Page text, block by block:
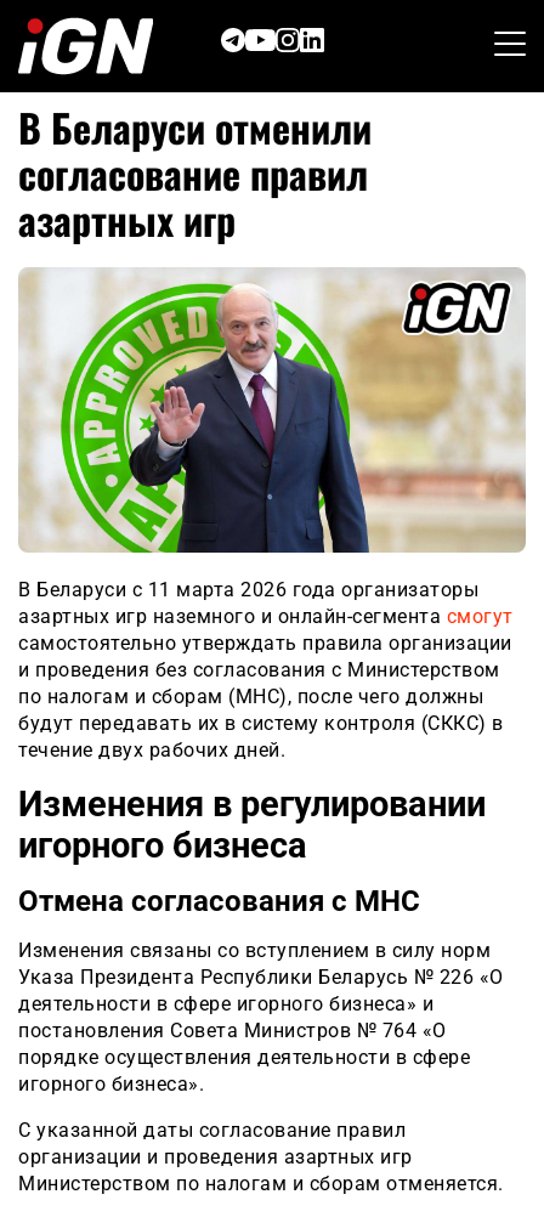
content
В Беларуси отменили
согласование правил
азартных игр
В Беларуси с 11 марта 2026 года организаторы
азартных игр наземного и онлайн-сегмента смогут
самостоятельно утверждать правила организации
и проведения без согласования с Министерством
по налогам и сборам (МНС), после чего должны
будут передавать их в систему контроля (СККС) в
течение двух рабочих дней.
Изменения в регулировании
игорного бизнеса
Отмена согласования с МНС
Изменения связаны со вступлением в силу норм
Указа Президента Республики Беларусь № 226 «О
деятельности в сфере игорного бизнеса» и
постановления Совета Министров № 764 «О
порядке осуществления деятельности в сфере
игорного бизнеса».
С указанной даты согласование правил
организации и проведения азартных игр
Министерством по налогам и сборам отменяется.